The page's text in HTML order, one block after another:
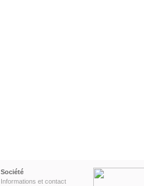
Société
Informations et contact